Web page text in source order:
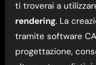
ti troverai a
rendering. La
tramite software
progettazione,